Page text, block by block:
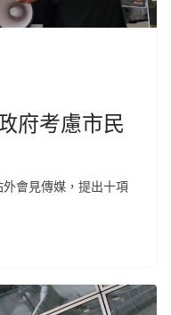
府考慮市民
會見傳媒，提出十項